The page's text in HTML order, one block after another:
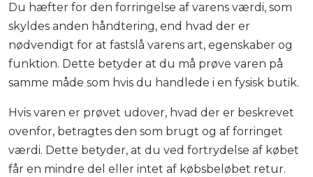
Du hæfter for den forringelse af varens værdi, som
skyldes anden håndtering, end hvad der er
nødvendigt for at fastslå varens art, egenskaber og
funktion. Dette betyder at du må prøve varen på
samme måde som hvis du handlede i en fysisk butik.
Hvis varen er prøvet udover, hvad der er beskrevet
ovenfor, betragtes den som brugt og af forringet
værdi. Dette betyder, at du ved fortrydelse af købet
får en mindre del eller intet af købsbeløbet retur.